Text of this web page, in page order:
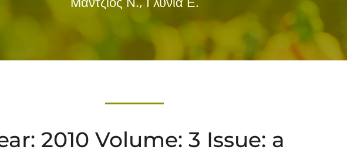
2010 Volume: 3 Issue: a